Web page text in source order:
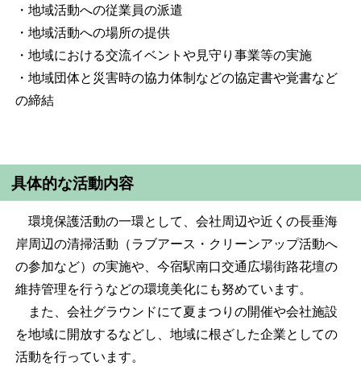
・地域活動への従業員の派遣
・地域活動への場所の提供
・地域における交流イベントや見守り事業等の実施
・地域団体と災害時の協力体制などの協定書や覚書など
の締結
具体的な活動内容
環境保護活動の一環として、会社周辺や近くの長垂海
岸周辺の清掃活動（ラブアース・クリーンアップ活動へ
の参加など）の実施や、今宿駅南口交通広場街路花壇の
維持管理を行うなどの環境美化にも努めています。
また、会社グラウンドにて夏まつりの開催や会社施設
を地域に開放するなどし、地域に根ざした企業としての
活動を行っています。